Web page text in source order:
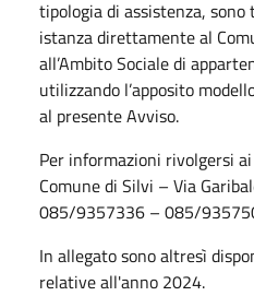
tipologia di assistenza,
istanza direttamente al
all’Ambito Sociale di
utilizzando l’apposito
al presente Avviso.
Per informazioni rivolgersi
Comune di Silvi – Via
085/9357336 – 085/
In allegato sono altresì
relative all'anno 2024.